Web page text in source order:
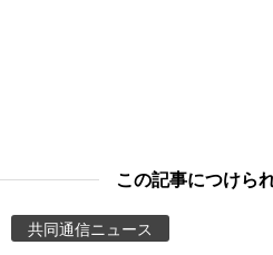
Images
People
この記事につけら
共同通信ニュース